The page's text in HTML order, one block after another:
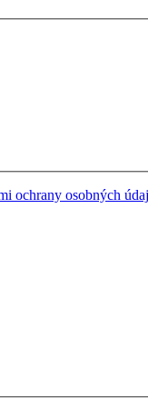
ochrany osobných